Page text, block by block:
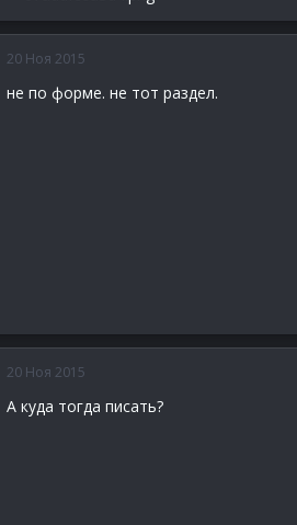
20 Ноя 2015
не по форме. не тот раздел.
20 Ноя 2015
А куда тогда писать?